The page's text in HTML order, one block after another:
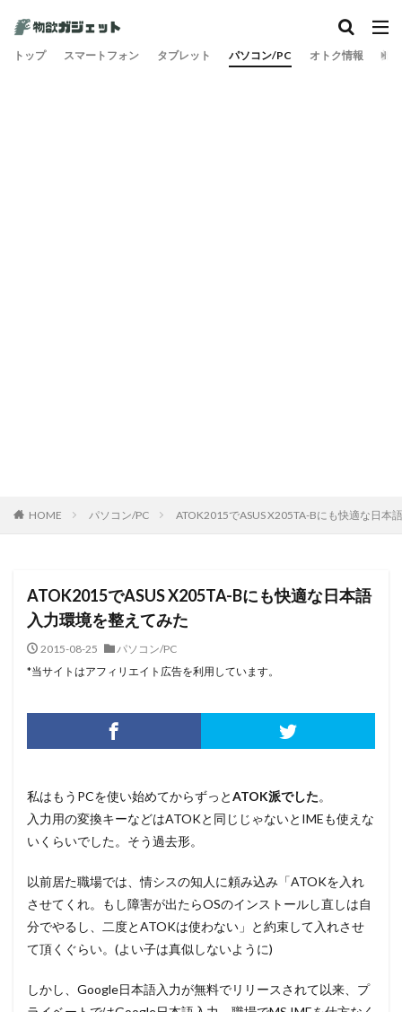
トップ スマートフォン タブレット パソコン/PC オトク情報 旅
HOME パソコン/PC ATOK2015でASUS X205TA-Bにも快適な日本
ATOK2015でASUS X205TA-Bにも快適な日本語
入力環境を整えてみた
2015-08-25
パソコン/PC
*当サイトはアフィリエイト広告を利用しています。
私はもうPCを使い始めてからずっとATOK派でした。
入力用の変換キーなどはATOKと同じじゃないとIMEも使えな
いくらいでした。そう過去形。
以前居た職場では、情シスの知人に頼み込み「ATOKを入れ
させてくれ。もし障害が出たらOSのインストールし直しは自
分でやるし、二度とATOKは使わない」と約束して入れさせ
て頂くぐらい。(よい子は真似しないように)
しかし、Google日本語入力が無料でリリースされて以来、プ